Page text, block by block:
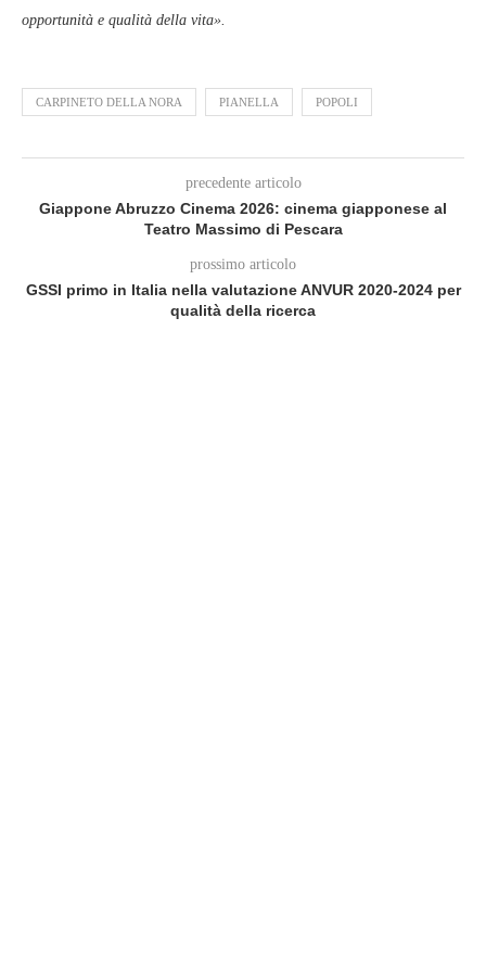
opportunità e qualità della vita».
CARPINETO DELLA NORA PIANELLA POPOLI
precedente articolo
Giappone Abruzzo Cinema 2026: cinema giapponese al
Teatro Massimo di Pescara
prossimo articolo
GSSI primo in Italia nella valutazione ANVUR 2020-2024 per
qualità della ricerca